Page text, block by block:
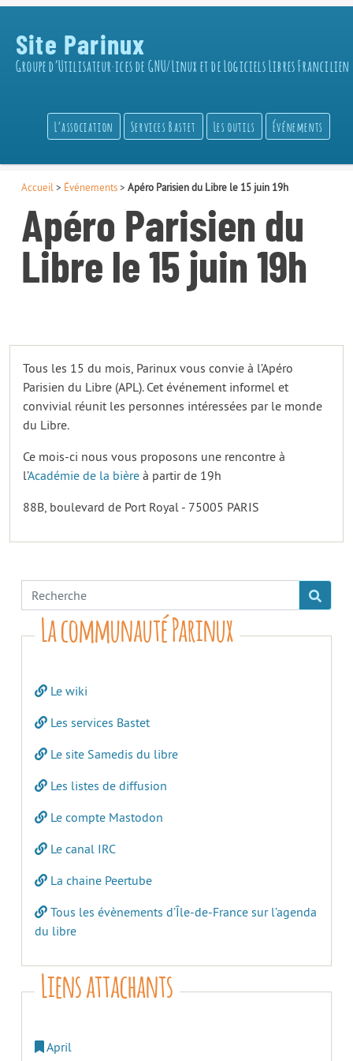
Site Parinux
Groupe d’Utilisateur·ices de GNU/Linux et de Logiciels Libres Francilien
L’association Services Bastet Les outils Événements
Accueil > Événements> Apéro Parisien du Libre le 15 juin 19h
Apéro Parisien du
Libre le 15 juin 19h
Tous les 15 du mois, Parinux vous convie à l’Apéro
Parisien du Libre (APL). Cet événement informel et
convivial réunit les personnes intéressées par le monde
du Libre.
Ce mois-ci nous vous proposons une rencontre à
l’Académie de la bière à partir de 19h
88B, boulevard de Port Royal - 75005 PARIS
La communauté Parinux
Le wiki
Les services Bastet
Le site Samedis du libre
Les listes de diffusion
Le compte Mastodon
Le canal IRC
La chaine Peertube
Tous les évènements d’Île-de-France sur l’agenda
du libre
Liens attachants
April